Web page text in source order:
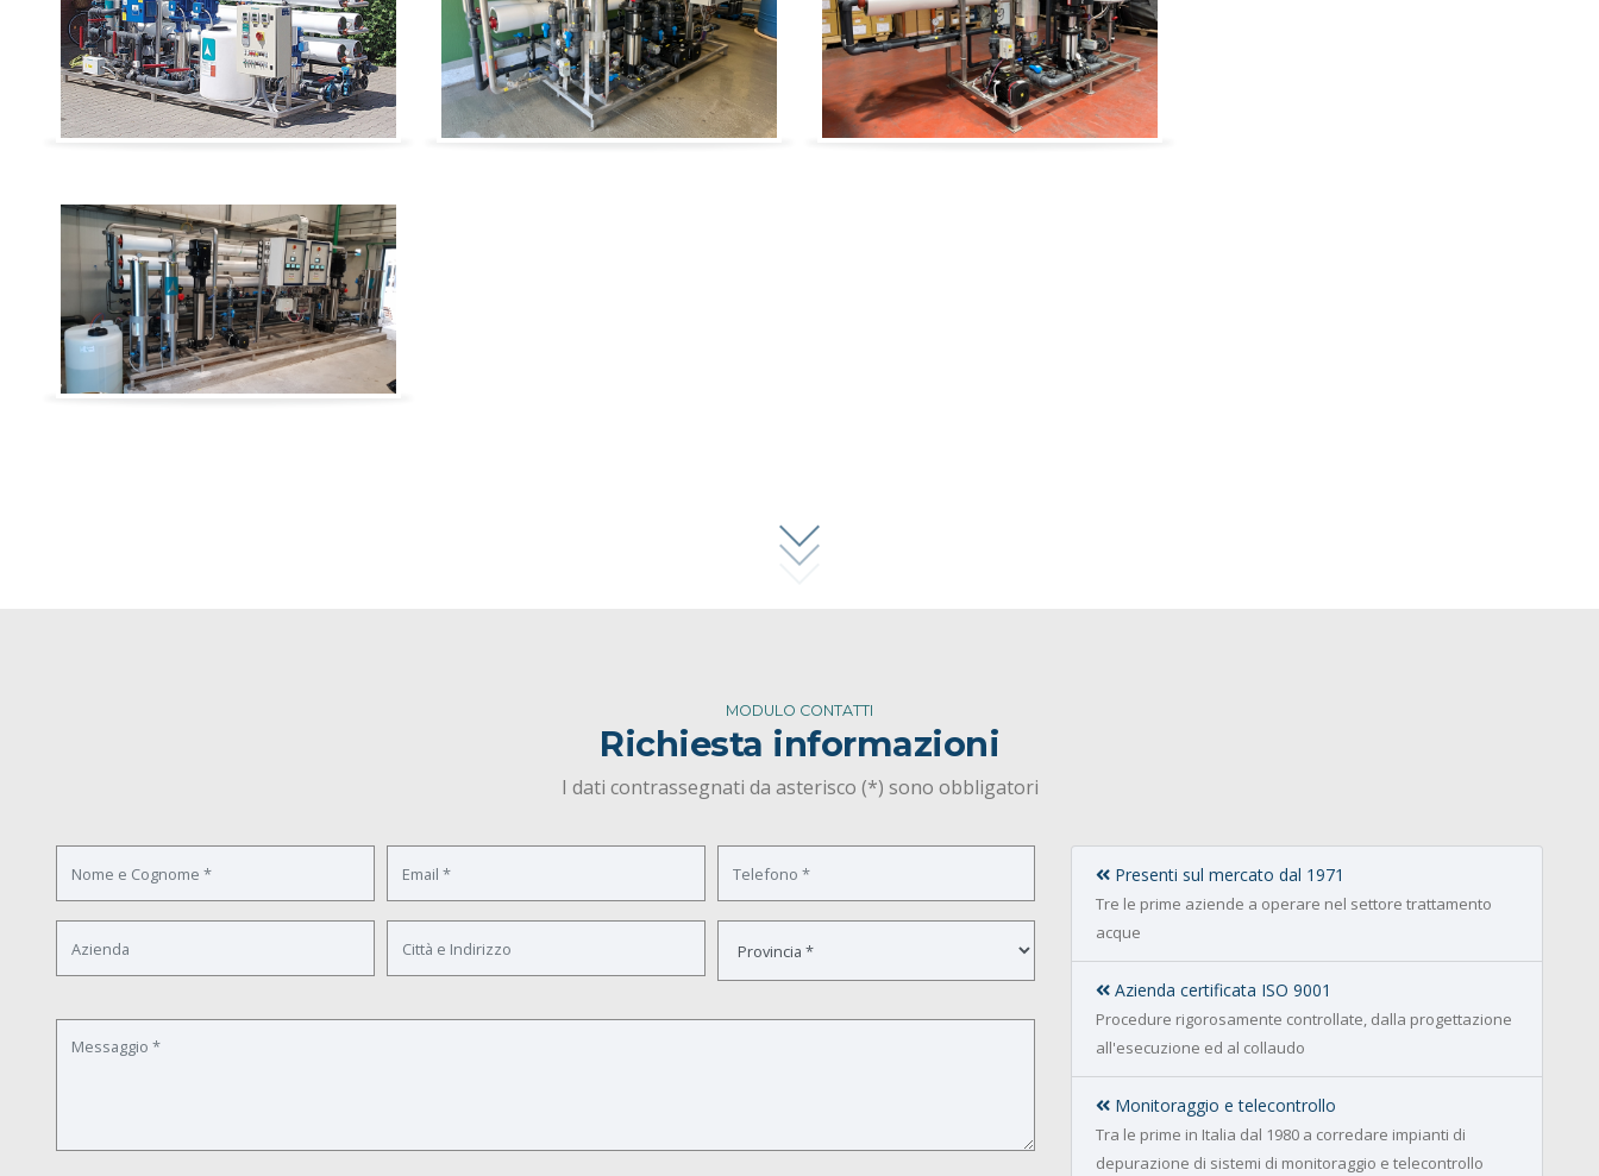
MODULO CONTATTI
Richiesta informazioni
I dati contrassegnati da asterisco (*) sono obbligatori
Presenti sul mercato dal 1971
Tre le prime aziende a operare nel settore trattamento
acque
Azienda certificata ISO 9001
Procedure rigorosamente controllate, dalla progettazione
all'esecuzione ed al collaudo
Monitoraggio e telecontrollo
Tra le prime in Italia dal 1980 a corredare impianti di
depurazione di sistemi di monitoraggio e telecontrollo